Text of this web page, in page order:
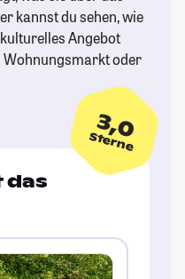
kannst du sehen, wie
Angebot
Wohnungsmarkt oder
3,0
Sterne
das